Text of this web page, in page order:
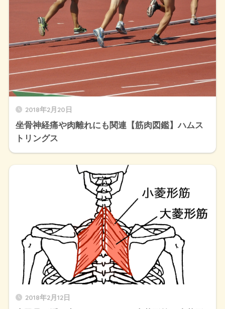
2018年2月20日
坐骨神経痛や肉離れにも関連【筋肉図鑑】ハムス
トリングス
2018年2月12日